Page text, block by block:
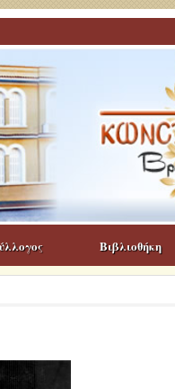
Βιβλιοθήκη